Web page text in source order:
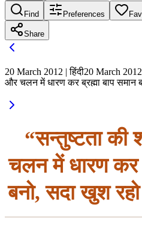
Find Preferences
Share
20 March 2012 | हिंदी20 March 2012
और चलन में धारण कर ब्रह्मा बाप समान
“सन्तुष्टता की
चलन में धारण कर
बनो, सदा खुश